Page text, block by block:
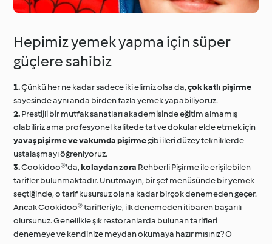
Hepimiz yemek yapma için süper
güçlere sahibiz
1.Çünkü her ne kadar sadece iki elimiz olsa da,çok katlı pişirme
sayesinde aynı anda birden fazla yemek yapabiliyoruz.
2.Prestijli bir mutfak sanatları akademisinde eğitim almamış
olabiliriz ama profesyonel kalitede tat ve dokular elde etmek için
yavaş pişirme ve vakumda pişirmegibi ileri düzey tekniklerde
ustalaşmayı öğreniyoruz.
3.Cookidoo®'da,kolaydan zora Rehberli Pişirme ile erişilebilen
tarifler bulunmaktadır. Unutmayın, bir şef menüsünde bir yemek
seçtiğinde, o tarif kusursuz olana kadar birçok denemeden geçer.
Ancak Cookidoo® tarifleriyle, ilk denemeden itibaren başarılı
olursunuz. Genellikle şık restoranlarda bulunan tarifleri
denemeye ve kendinize meydan okumaya hazır mısınız? O